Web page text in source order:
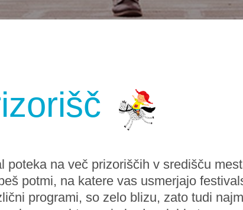
poteka na več prizoriščih v središču
potmi, na katere vas usmerjajo
programi, so zelo blizu, zato tudi